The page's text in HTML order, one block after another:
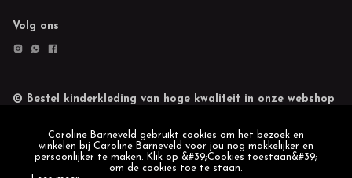
Volg ons
© Bestel kinderkleding van hoge kwaliteit in onze webshop
Caroline Barneveld gebruikt cookies om het bezoek en
winkelen bij Caroline Barneveld voor jou nog makkelijker en
persoonlijker te maken. Klik op &#39;Cookies toestaan&#39;
om de cookies toe te staan.